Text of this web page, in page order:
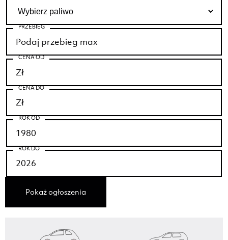
PRZEBIEG
CENA OD
CENA DO
ROK OD
ROK DO
Pokaż ogłoszenia